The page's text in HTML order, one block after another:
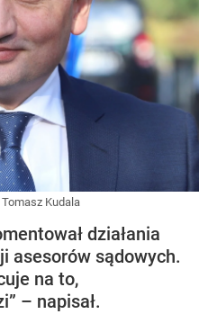
Tomasz Kudala
działania
asesorów sądowych.
na to,
– napisał.